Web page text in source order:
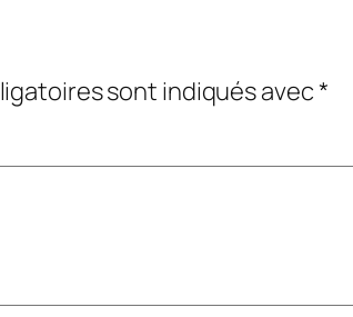
sont indiqués avec*